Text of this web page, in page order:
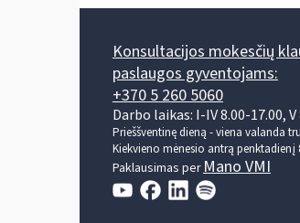
Konsultacijos mokesčių
paslaugos gyventojams:
+370 5 260 5060
Darbo laikas: I-IV 8.00-17.00, V
Prieššventinę dieną - viena valanda
Kiekvieno mėnesio antrą penktadienį
Paklausimas perMano VMI